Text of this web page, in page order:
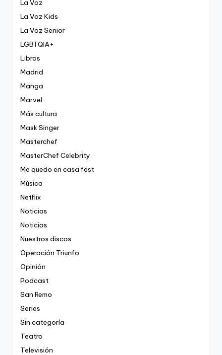
La Voz
La Voz Kids
La Voz Senior
LGBTQIA+
Libros
Madrid
Manga
Marvel
Más cultura
Mask Singer
Masterchef
MasterChef Celebrity
Me quedo en casa fest
Música
Netflix
Noticias
Noticias
Nuestros discos
Operación Triunfo
Opinión
Podcast
San Remo
Series
Sin categoría
Teatro
Televisión